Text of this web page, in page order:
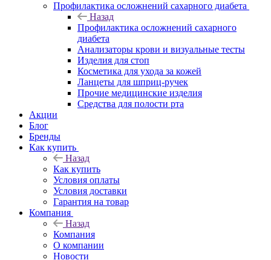
Профилактика осложнений сахарного диабета
Назад
Профилактика осложнений сахарного
диабета
Анализаторы крови и визуальные тесты
Изделия для стоп
Косметика для ухода за кожей
Ланцеты для шприц-ручек
Прочие медицинские изделия
Средства для полости рта
Акции
Блог
Бренды
Как купить
Назад
Как купить
Условия оплаты
Условия доставки
Гарантия на товар
Компания
Назад
Компания
О компании
Новости